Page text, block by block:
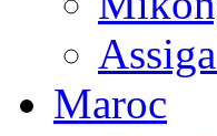
Maroc